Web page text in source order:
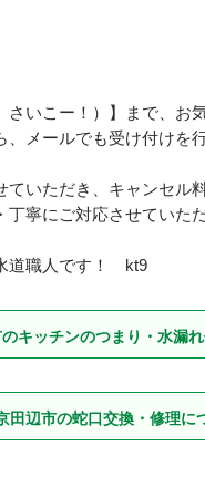
さいこー！）】まで、お
メールでも受け付けを
いただき、キャンセル
寧にご対応させていた
道職人です！ kt9
キッチンのつまり・水漏
田辺市の蛇口交換・修理に